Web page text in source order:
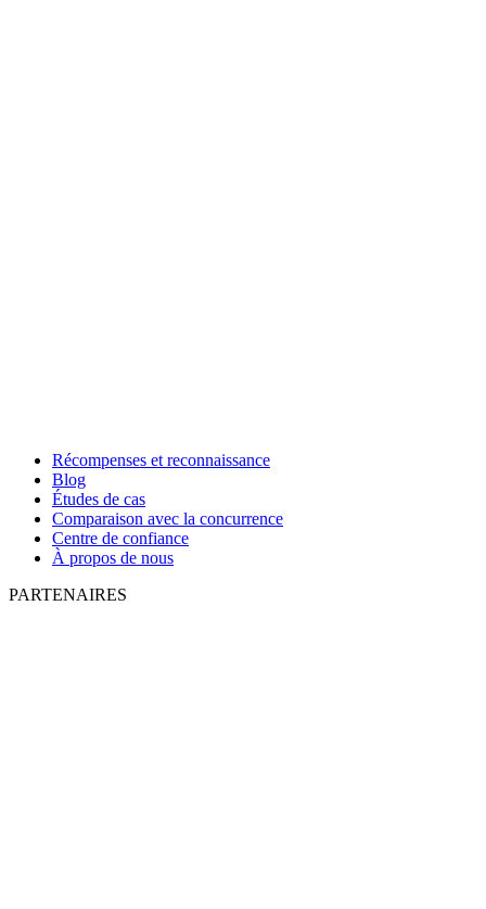
Récompenses et reconnaissance
Blog
Études de cas
Comparaison avec la concurrence
Centre de confiance
À propos de nous
PARTENAIRES